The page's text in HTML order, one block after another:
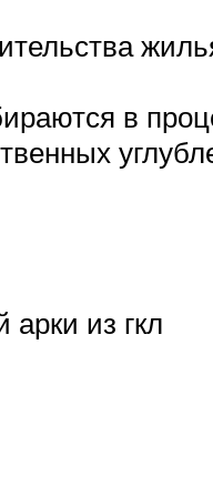
в
арки из гкл